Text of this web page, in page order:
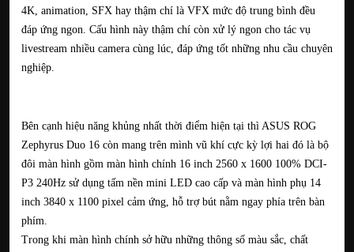
4K, animation, SFX hay thậm chí là VFX mức độ trung bình đều
đáp ứng ngon. Cấu hình này thậm chí còn xử lý ngon cho tác vụ
livestream nhiều camera cùng lúc, đáp ứng tốt những nhu cầu chuyên
nghiệp.
Bên cạnh hiệu năng khủng nhất thời điểm hiện tại thì ASUS ROG
Zephyrus Duo 16 còn mang trên mình vũ khí cực kỳ lợi hai đó là bộ
đôi màn hình gồm màn hình chính 16 inch 2560 x 1600 100% DCI-
P3 240Hz sử dụng tấm nền mini LED cao cấp và màn hình phụ 14
inch 3840 x 1100 pixel cảm ứng, hỗ trợ bút nằm ngay phía trên bàn
phím.
Trong khi màn hình chính sở hữu những thông số màu sắc, chất